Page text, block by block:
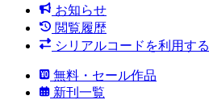
お知らせ
閲覧履歴
シリアルコードを利用する
無料・セール作品
新刊一覧